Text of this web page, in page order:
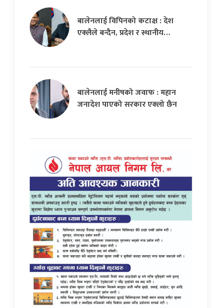
बालेनलाई विपिनको कटाक्ष : देश
एक्लैले बन्दैन, प्रदेश र स्थानीय…
बालेनलाई मनीषको जवाफ : महान
जनादेश पाएको सरकार एक्लो छैन